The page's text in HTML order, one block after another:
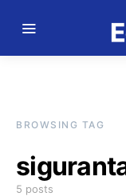
BROWSING TAG
5 posts